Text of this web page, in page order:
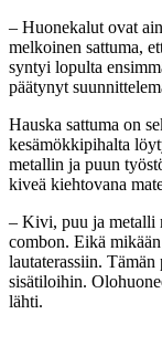
– Huonekalut ovat
melkoinen sattuma,
syntyi lopulta
päätynyt
Hauska sattuma on
kesämökkipihalta
metallin ja puun
kiveä kiehtovana
– Kivi, puu ja metalli
combon. Eikä
lautaterassiin.
sisätiloihin.
lähti.